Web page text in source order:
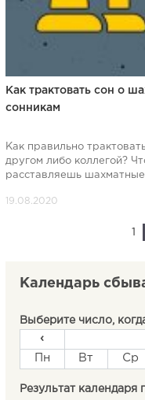
Как трактовать сон о
сонникам
Как правильно
другом либо коллегой?
расставляешь
Календарь
Выберите число,
‹
Пн
Вт Ср
Результат календаря